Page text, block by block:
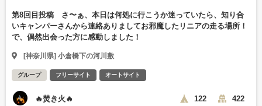
第8回目投稿 さ〜ぁ、本日は何処に行こうか迷っていたら、知り合
いキャンパーさんから連絡ありましてお邪魔したリニアの走る場所！
で、偶然出会った方に感動しました！
[神奈川県] 小倉橋下の河川敷
グループ フリーサイト オートサイト
🔥焚き火🔥 122 422